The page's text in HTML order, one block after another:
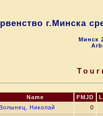
г.Минска
Минск
Name FMJD
Волынец, Николай 0